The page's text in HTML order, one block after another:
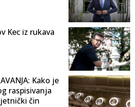
Kec iz rukava
Kako je
raspisivanja
čin